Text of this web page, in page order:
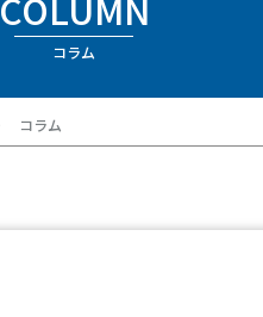
コラム
コラム